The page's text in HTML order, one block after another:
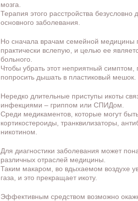
мозга.
Терапия этого расстройства
основного заболевания.
Но сначала врачам семейной медицины
практически вслепую, и целью ее
больного.
Чтобы убрать этот неприятный симптом,
попросить дышать в пластиковый мешок.
Нередко длительные приступы икоты
инфекциями – гриппом или СПИДом.
Среди медикаментов, которые могут
кортикостероиды, транквилизаторы,
никотином.
Для диагностики заболевания может
различных отраслей медицины.
Таким макаром, во вдыхаемом воздухе
газа, и это прекращает икоту.
Эффективным средством возможно